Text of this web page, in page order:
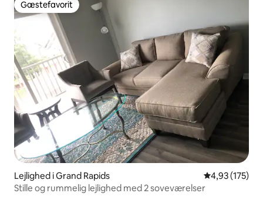
Gæstefavorit
Gæstefavorit
Lejlighed i Grand Rapids 4,93 ud af 5 i
4,93 (175)
Stille og rummelig lejlighed med 2 soveværelser